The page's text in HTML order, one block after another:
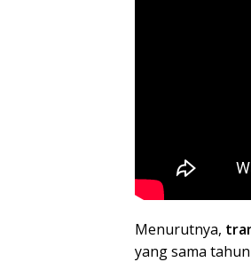
Menurutnya,
yang sama